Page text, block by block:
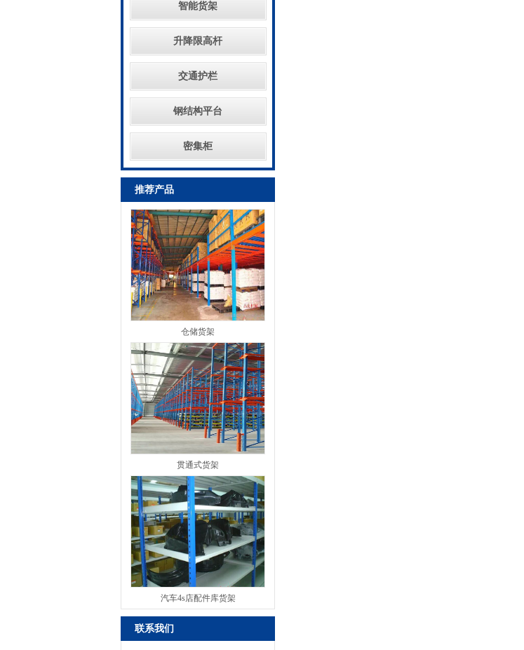
智能货架
升降限高杆
交通护栏
钢结构平台
密集柜
推荐产品
仓储货架
贯通式货架
汽车4s店配件库货架
联系我们